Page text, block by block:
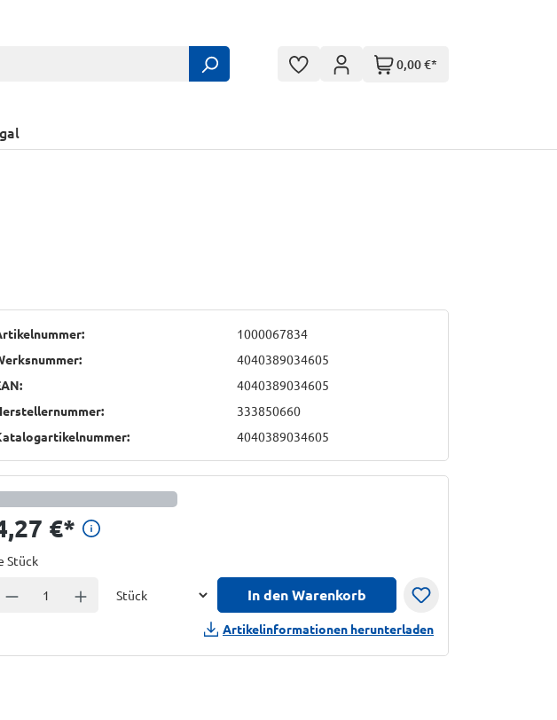
0,00 €*
1000067834
4040389034605
4040389034605
333850660
4040389034605
€* Preisinformationen anzeigen
Stück
Anzahl verringernAnzahl erhöhen In den Warenkorb
Artikelinformationen herunterladen